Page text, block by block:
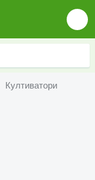
Култиватори